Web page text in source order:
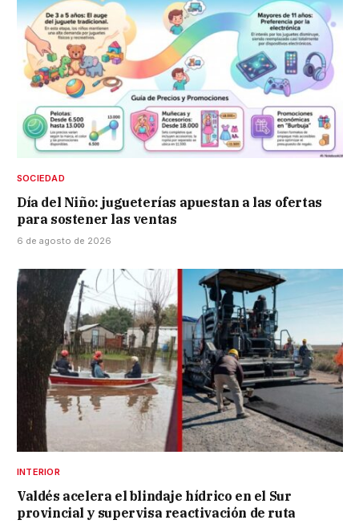
SOCIEDAD
Día del Niño: jugueterías apuestan a las ofertas
para sostener las ventas
6 de agosto de 2026
INTERIOR
Valdés acelera el blindaje hídrico en el Sur
provincial y supervisa reactivación de ruta